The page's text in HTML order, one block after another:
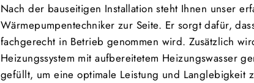
Nach der bauseitigen Installation steht Ihnen unser
Wärmepumpentechniker zur Seite. Er sorgt dafür,
fachgerecht in Betrieb genommen wird. Zusätzlich
Heizungssystem mit aufbereitetem Heizungswasser
gefüllt, um eine optimale Leistung und Langlebigkeit